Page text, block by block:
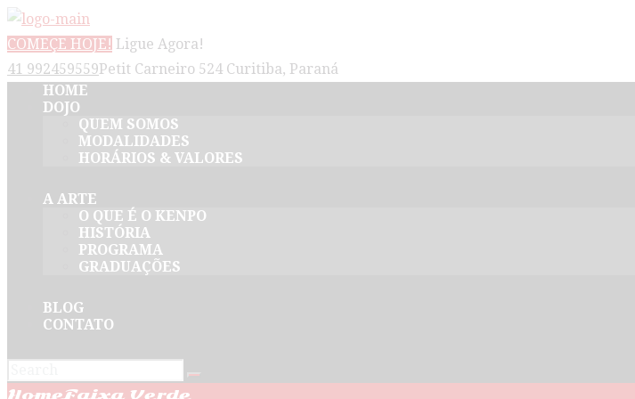
COMEÇE HOJE! Ligue Agora!
41 992459559Petit Carneiro 524 Curitiba, Paraná
HOME
DOJO
QUEM SOMOS
MODALIDADES
HORÁRIOS & VALORES
A ARTE
O QUE É O KENPO
HISTÓRIA
PROGRAMA
GRADUAÇÕES
BLOG
CONTATO
HomeFaixa Verde